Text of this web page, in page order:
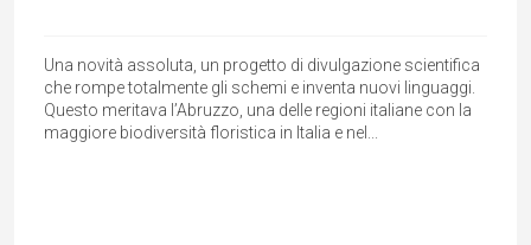
Una novità assoluta, un progetto di divulgazione scientifica
che rompe totalmente gli schemi e inventa nuovi linguaggi.
Questo meritava l’Abruzzo, una delle regioni italiane con la
maggiore biodiversità floristica in Italia e nel...